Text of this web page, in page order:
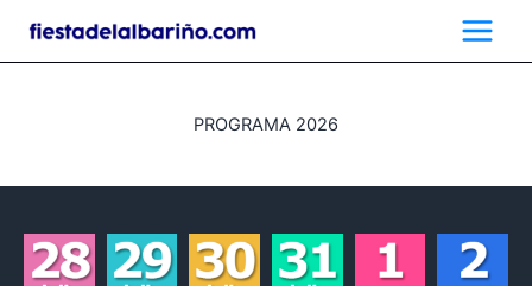
contenido
PROGRAMA 2026